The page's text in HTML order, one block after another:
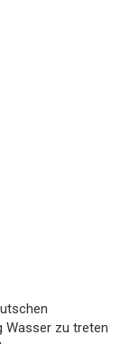
Wasser zu treten